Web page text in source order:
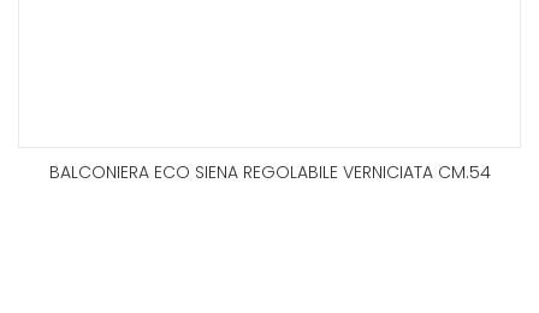
BALCONIERA ECO SIENA REGOLABILE VERNICIATA CM.54